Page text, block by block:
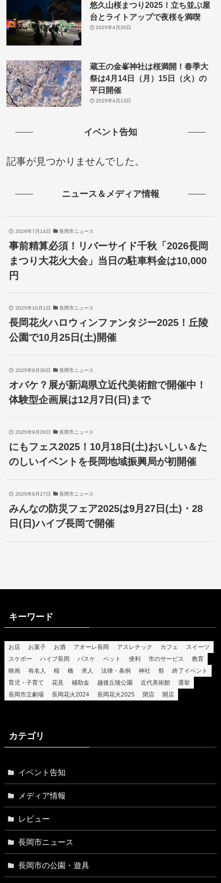
悠久山桜まつり2025！立ち並ぶ屋
台とライトアップで夜桜を満喫
2025年4月20日
蔵王の金峯神社は桜満開！春季大
祭は4月14日（月）15日（火）の
平日開催
2025年4月13日
イベント告知
記事が見つかりませんでした。
ニュース＆メディア情報
2026年7月14日 長岡市ニュース
事前精算必須！リバーサイド千秋「2026長岡
まつり大花火大会」当日の駐車料金は10,000
円
2025年10月1日 長岡市ニュース
長岡花火ハロウィンファンタジー2025！丘陵
公園で10月25日(土)開催
2025年9月30日 長岡市ニュース
オバケ？展が新潟県立近代美術館で開催中！
体験型企画展は12月7日(日)まで
2025年9月29日 長岡市ニュース
にもフェス2025！10月18日(土)おいしい＆た
のしいイベントを長岡地域振興局が初開催
2025年9月27日 長岡市ニュース
みんなの防災フェア2025は9月27日(土)・28
日(日)ハイブ長岡で開催
キーワード
お店 お菓子 お酒 アオーレ長岡 アスレチック カフェ
スイーツ
スケボー
ハイブ長岡 バスケ ペット 便利 市のサービス
教育
映画
有名人 桜 橋 求人 法律・条例 神社 祭
終了イベント
育児・子育て
花見 補助金 越後丘陵公園 近代美術館
選挙
長岡市立劇場
長岡花火2024 長岡花火2025 閉店 開店
カテゴリ
イベント告知
メディア情報
レビュー
長岡市ニュース
長岡市の公園・遊具